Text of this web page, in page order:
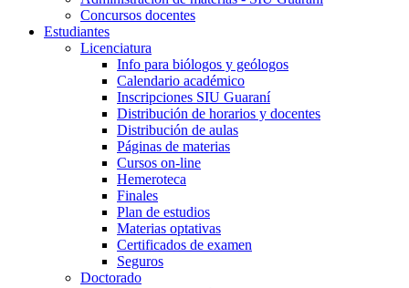
Concursos docentes
Estudiantes
Licenciatura
Info para biólogos y geólogos
Calendario académico
Inscripciones SIU Guaraní
Distribución de horarios y docentes
Distribución de aulas
Páginas de materias
Cursos on-line
Hemeroteca
Finales
Plan de estudios
Materias optativas
Certificados de examen
Seguros
Doctorado